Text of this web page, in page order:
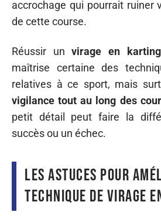
accrochage qui pourrait ruiner
de cette course.
Réussir unvirage en karting
maîtrise certaine des
relatives à ce sport, mais
vigilance tout au long des
petit détail peut faire la
succès ou un échec.
Les astuces pour
technique de virage